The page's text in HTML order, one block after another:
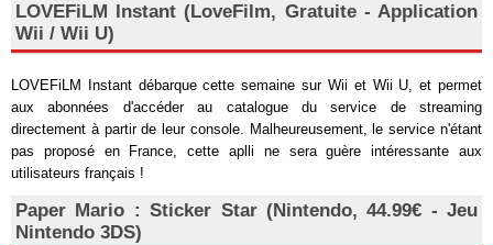
LOVEFiLM Instant (LoveFilm, Gratuite - Application
Wii / Wii U)
LOVEFiLM Instant débarque cette semaine sur Wii et Wii U, et permet
aux abonnées d'accéder au catalogue du service de streaming
directement à partir de leur console. Malheureusement, le service n'étant
pas proposé en France, cette aplli ne sera guère intéressante aux
utilisateurs français !
Paper Mario : Sticker Star (Nintendo, 44.99€ - Jeu
Nintendo 3DS)